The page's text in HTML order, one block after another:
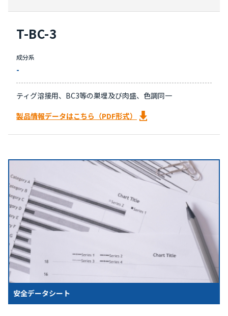
T-BC-3
成分系
-
ティグ溶接用、BC3等の巣埋及び肉盛、色調同一
製品情報データはこちら（PDF形式）
安全データシート